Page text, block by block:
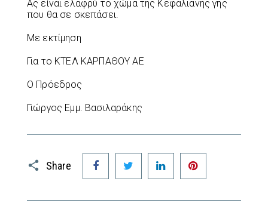
Ας είναι ελαφρύ το χώμα της Κεφαλιανής γης
που θα σε σκεπάσει.
Με εκτίμηση
Για το ΚΤΕΛ ΚΑΡΠΑΘΟΥ ΑΕ
Ο Πρόεδρος
Γιώργος Εμμ. Βασιλαράκης
Share
Facebook Twitter LinkedIn